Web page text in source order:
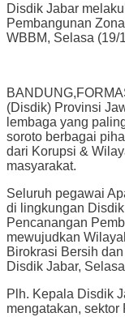
Disdik Jabar
Pembangunan
WBBM, Selasa (19/
(Disdik) Provinsi
lembaga yang
soroto berbagai
dari Korupsi &
masyarakat.
Seluruh pegawai
di lingkungan
Pencanangan
mewujudkan
Birokrasi Bersih
Disdik Jabar,
Plh. Kepala Disdik
mengatakan,